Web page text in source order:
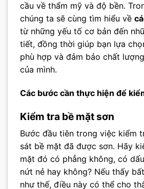
cầu về thẩm mỹ và độ bền.
chúng ta sẽ cùng tìm hiểu về
từ những yếu tố cơ bản đến
tiết, đồng thời giúp bạn lựa
phù hợp và đảm bảo chất
của mình.
Các bước cần thực hiện để
Kiểm tra bề mặt sơn
Bước đầu tiên trong việc kiểm
sát bề mặt đã được sơn. Hãy
mặt đó có phẳng không, có
nứt nẻ hay không? Nếu thấy
như thế, điều này có thể cho